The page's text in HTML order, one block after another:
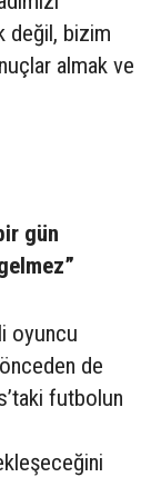
değil, bizim
almak ve
gün
oyuncu
de
futbolun